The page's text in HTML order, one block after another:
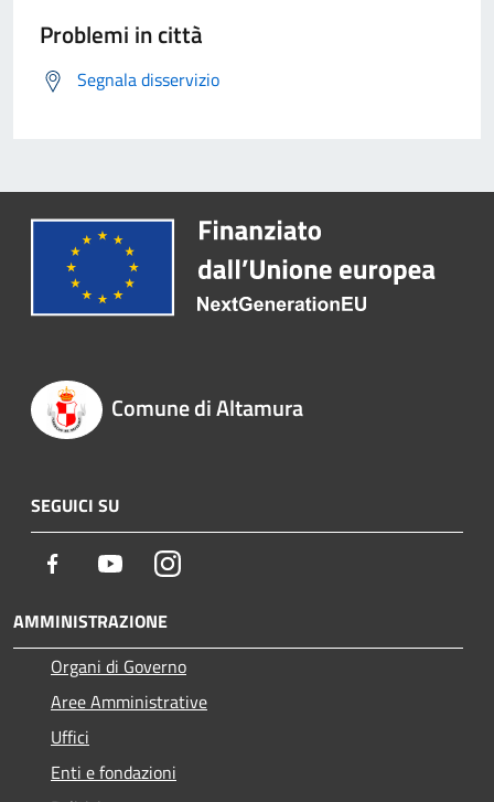
Problemi in città
Segnala disservizio
Comune di Altamura
SEGUICI SU
Facebook YoutubeInstagram
AMMINISTRAZIONE
Organi di Governo
Aree Amministrative
Uffici
Enti e fondazioni